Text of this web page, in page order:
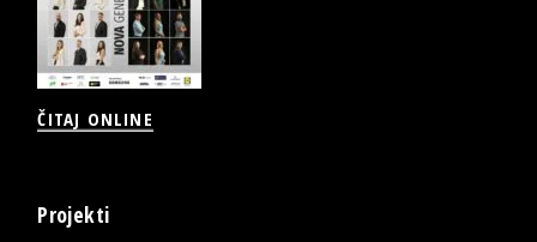
ČITAJ ONLINE
Projekti